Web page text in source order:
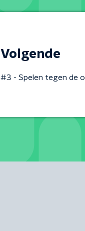
Volgende
#3 - Spelen tegen de